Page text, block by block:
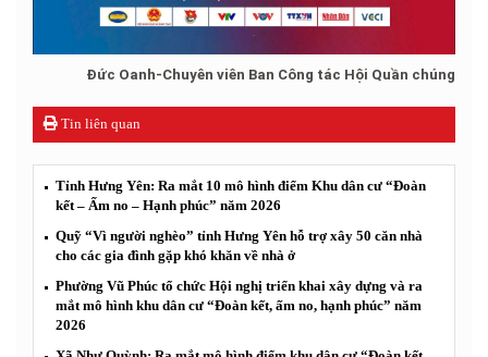
Đức Oanh-Chuyên viên Ban Công tác Hội Quần chúng
Tin liên quan
Tỉnh Hưng Yên: Ra mắt 10 mô hình điểm Khu dân cư “Đoàn
kết – Ấm no – Hạnh phúc” năm 2026
Quỹ “Vì người nghèo” tỉnh Hưng Yên hỗ trợ xây 50 căn nhà
cho các gia đình gặp khó khăn về nhà ở
Phường Vũ Phúc tổ chức Hội nghị triển khai xây dựng và ra
mắt mô hình khu dân cư “Đoàn kết, ấm no, hạnh phúc” năm
2026